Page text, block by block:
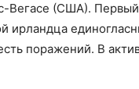
Вегасе (США).
ирландца
поражений. В